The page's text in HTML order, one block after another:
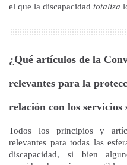
el que la discapacidad totaliza
¿Qué artículos de la
relevantes para la
relación con los servicios
Todos los principios y
relevantes para todas las
discapacidad, si bien